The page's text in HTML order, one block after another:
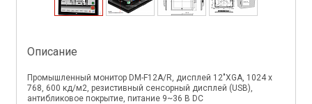
Описание
Промышленный монитор DM-F12A/R, дисплей 12"XGA, 1024 х
768, 600 кд/м2, резистивный сенсорный дисплей (USB),
антибликовое покрытие, питание 9~36 В DC